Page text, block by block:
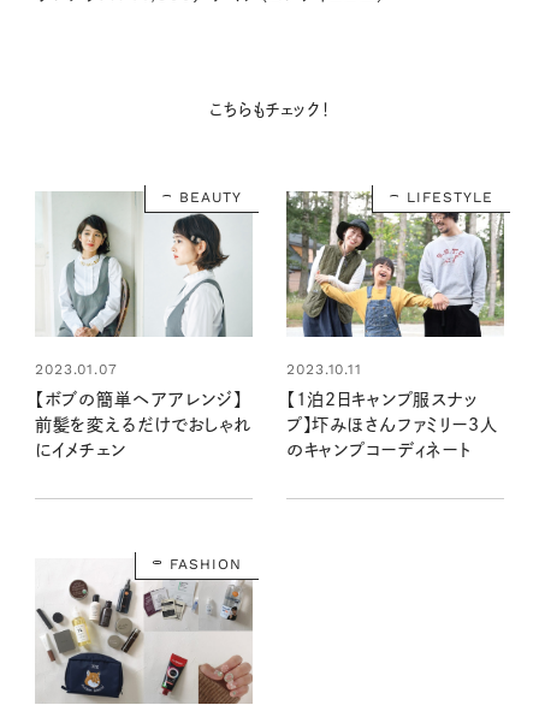
こちらもチェック！
BEAUTY
2023.01.07
【ボブの簡単ヘアアレンジ】
前髪を変えるだけでおしゃれ
にイメチェン
LIFESTYLE
2023.10.11
【1泊2日キャンプ服スナッ
プ】圷みほさんファミリー3人
のキャンプコーディネート
FASHION